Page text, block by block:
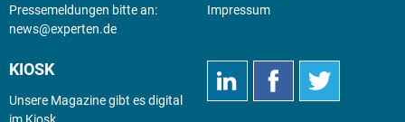
Pressemeldungen bitte an:
news@experten.de
Impressum
KIOSK
Unsere Magazine gibt es digital
im Kiosk